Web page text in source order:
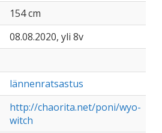
154 cm
08.08.2020, yli 8v
lännenratsastus
http://chaorita.net/poni/wyo-
witch